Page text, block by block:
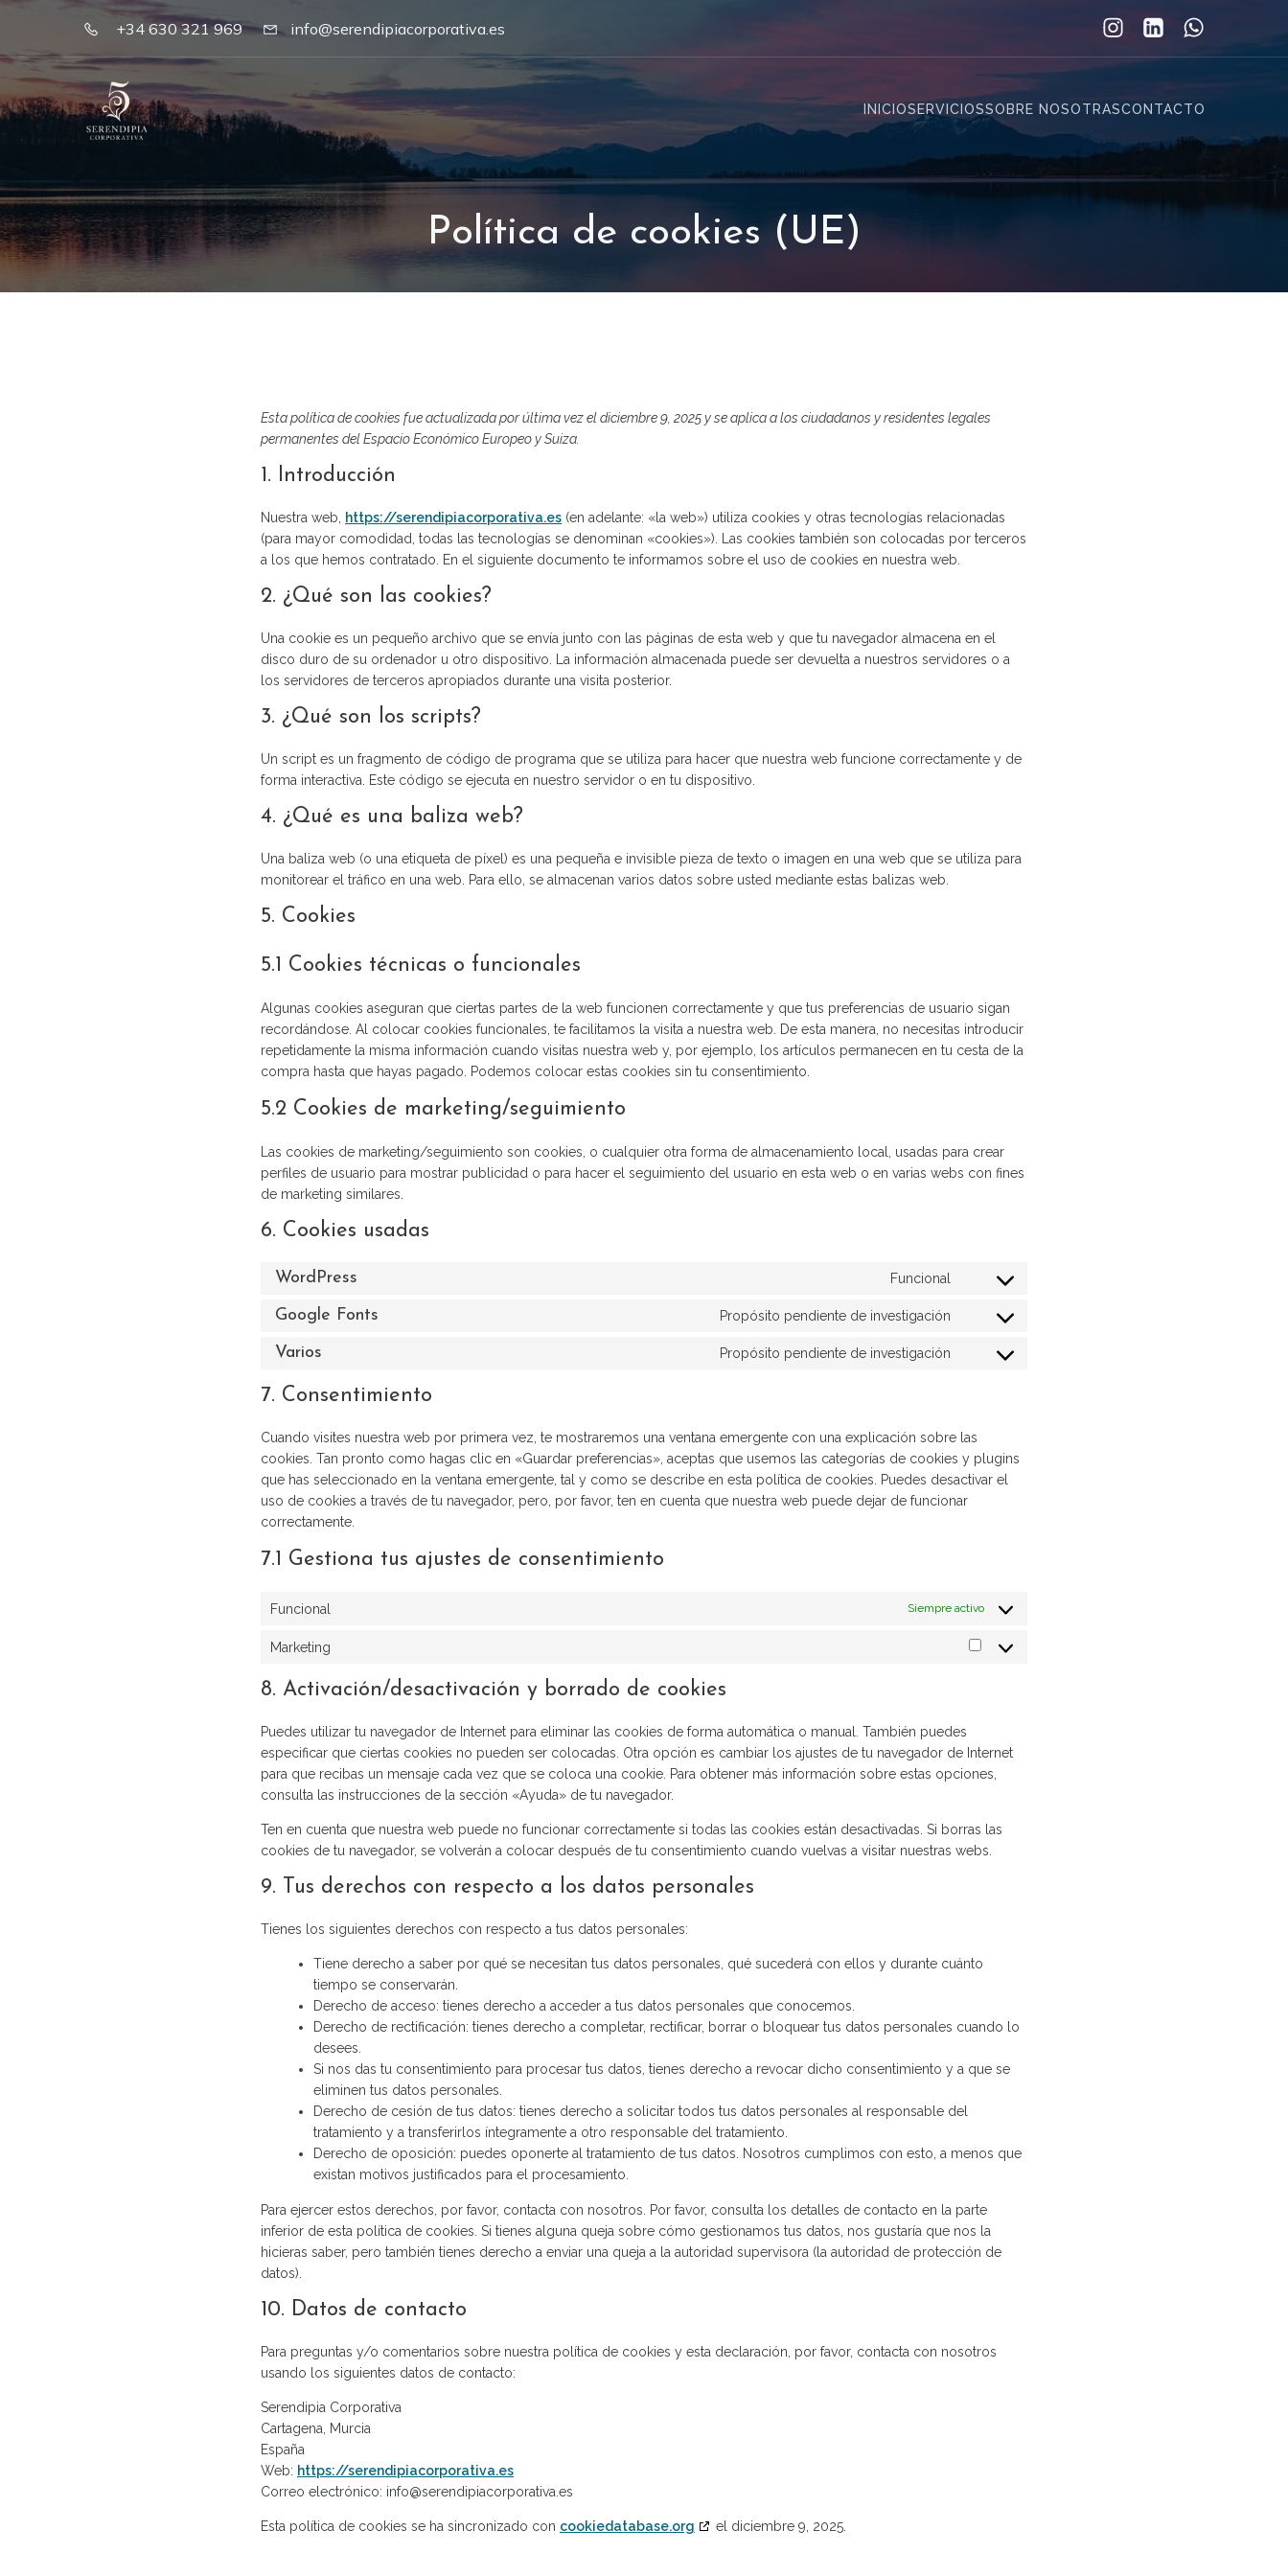
+34 630 321 969 info@serendipiacorporativa.es
INICIOSERVICIOSSOBRE NOSOTRASCONTACTO
Política de cookies (UE)
Esta política de cookies fue actualizada por última vez el diciembre 9, 2025 y se aplica a los ciudadanos y residentes legales
permanentes del Espacio Económico Europeo y Suiza.
1. Introducción
Nuestra web, https://serendipiacorporativa.es (en adelante: «la web») utiliza cookies y otras tecnologías relacionadas
(para mayor comodidad, todas las tecnologías se denominan «cookies»). Las cookies también son colocadas por terceros
a los que hemos contratado. En el siguiente documento te informamos sobre el uso de cookies en nuestra web.
2. ¿Qué son las cookies?
Una cookie es un pequeño archivo que se envía junto con las páginas de esta web y que tu navegador almacena en el
disco duro de su ordenador u otro dispositivo. La información almacenada puede ser devuelta a nuestros servidores o a
los servidores de terceros apropiados durante una visita posterior.
3. ¿Qué son los scripts?
Un script es un fragmento de código de programa que se utiliza para hacer que nuestra web funcione correctamente y de
forma interactiva. Este código se ejecuta en nuestro servidor o en tu dispositivo.
4. ¿Qué es una baliza web?
Una baliza web (o una etiqueta de píxel) es una pequeña e invisible pieza de texto o imagen en una web que se utiliza para
monitorear el tráfico en una web. Para ello, se almacenan varios datos sobre usted mediante estas balizas web.
5. Cookies
5.1 Cookies técnicas o funcionales
Algunas cookies aseguran que ciertas partes de la web funcionen correctamente y que tus preferencias de usuario sigan
recordándose. Al colocar cookies funcionales, te facilitamos la visita a nuestra web. De esta manera, no necesitas introducir
repetidamente la misma información cuando visitas nuestra web y, por ejemplo, los artículos permanecen en tu cesta de la
compra hasta que hayas pagado. Podemos colocar estas cookies sin tu consentimiento.
5.2 Cookies de marketing/seguimiento
Las cookies de marketing/seguimiento son cookies, o cualquier otra forma de almacenamiento local, usadas para crear
perfiles de usuario para mostrar publicidad o para hacer el seguimiento del usuario en esta web o en varias webs con fines
de marketing similares.
6. Cookies usadas
WordPress Funcional
Consent
wordpress
Google Fonts Propósito pendiente de investigación
Consent
Varios Propósito pendiente de investigación
Consent
7. Consentimiento
Cuando visites nuestra web por primera vez, te mostraremos una ventana emergente con una explicación sobre las
cookies. Tan pronto como hagas clic en «Guardar preferencias», aceptas que usemos las categorías de cookies y plugins
que has seleccionado en la ventana emergente, tal y como se describe en esta política de cookies. Puedes desactivar el
uso de cookies a través de tu navegador, pero, por favor, ten en cuenta que nuestra web puede dejar de funcionar
correctamente.
7.1 Gestiona tus ajustes de consentimiento
Funcional Siempre activo
Marketing
Marketing
8. Activación/desactivación y borrado de cookies
Puedes utilizar tu navegador de Internet para eliminar las cookies de forma automática o manual. También puedes
especificar que ciertas cookies no pueden ser colocadas. Otra opción es cambiar los ajustes de tu navegador de Internet
para que recibas un mensaje cada vez que se coloca una cookie. Para obtener más información sobre estas opciones,
consulta las instrucciones de la sección «Ayuda» de tu navegador.
Ten en cuenta que nuestra web puede no funcionar correctamente si todas las cookies están desactivadas. Si borras las
cookies de tu navegador, se volverán a colocar después de tu consentimiento cuando vuelvas a visitar nuestras webs.
9. Tus derechos con respecto a los datos personales
Tienes los siguientes derechos con respecto a tus datos personales:
Tiene derecho a saber por qué se necesitan tus datos personales, qué sucederá con ellos y durante cuánto
tiempo se conservarán.
Derecho de acceso: tienes derecho a acceder a tus datos personales que conocemos.
Derecho de rectificación: tienes derecho a completar, rectificar, borrar o bloquear tus datos personales cuando lo
desees.
Si nos das tu consentimiento para procesar tus datos, tienes derecho a revocar dicho consentimiento y a que se
eliminen tus datos personales.
Derecho de cesión de tus datos: tienes derecho a solicitar todos tus datos personales al responsable del
tratamiento y a transferirlos íntegramente a otro responsable del tratamiento.
Derecho de oposición: puedes oponerte al tratamiento de tus datos. Nosotros cumplimos con esto, a menos que
existan motivos justificados para el procesamiento.
Para ejercer estos derechos, por favor, contacta con nosotros. Por favor, consulta los detalles de contacto en la parte
inferior de esta política de cookies. Si tienes alguna queja sobre cómo gestionamos tus datos, nos gustaría que nos la
hicieras saber, pero también tienes derecho a enviar una queja a la autoridad supervisora (la autoridad de protección de
datos).
10. Datos de contacto
Para preguntas y/o comentarios sobre nuestra política de cookies y esta declaración, por favor, contacta con nosotros
usando los siguientes datos de contacto:
Serendipia Corporativa
Cartagena, Murcia
España
Web: https://serendipiacorporativa.es
Correo electrónico: info@serendipiacorporativa.es
Esta política de cookies se ha sincronizado con cookiedatabase.org el diciembre 9, 2025.